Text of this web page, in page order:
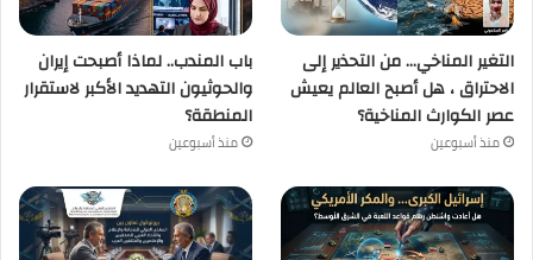
التغير المناخي… من التحذير إلى
الاحتراق ، هل أصبح العالم يعيش
عصر الكوارث المناخية؟
منذ أسبوعين
باب المندب.. لماذا أصبحت إيران
والحوثيون التهديد الأكبر لاستقرار
المنطقة؟
منذ أسبوعين